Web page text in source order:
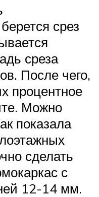
срез
среза
После чего,
процентное
Можно
показала
сделать
с
12-14 мм.